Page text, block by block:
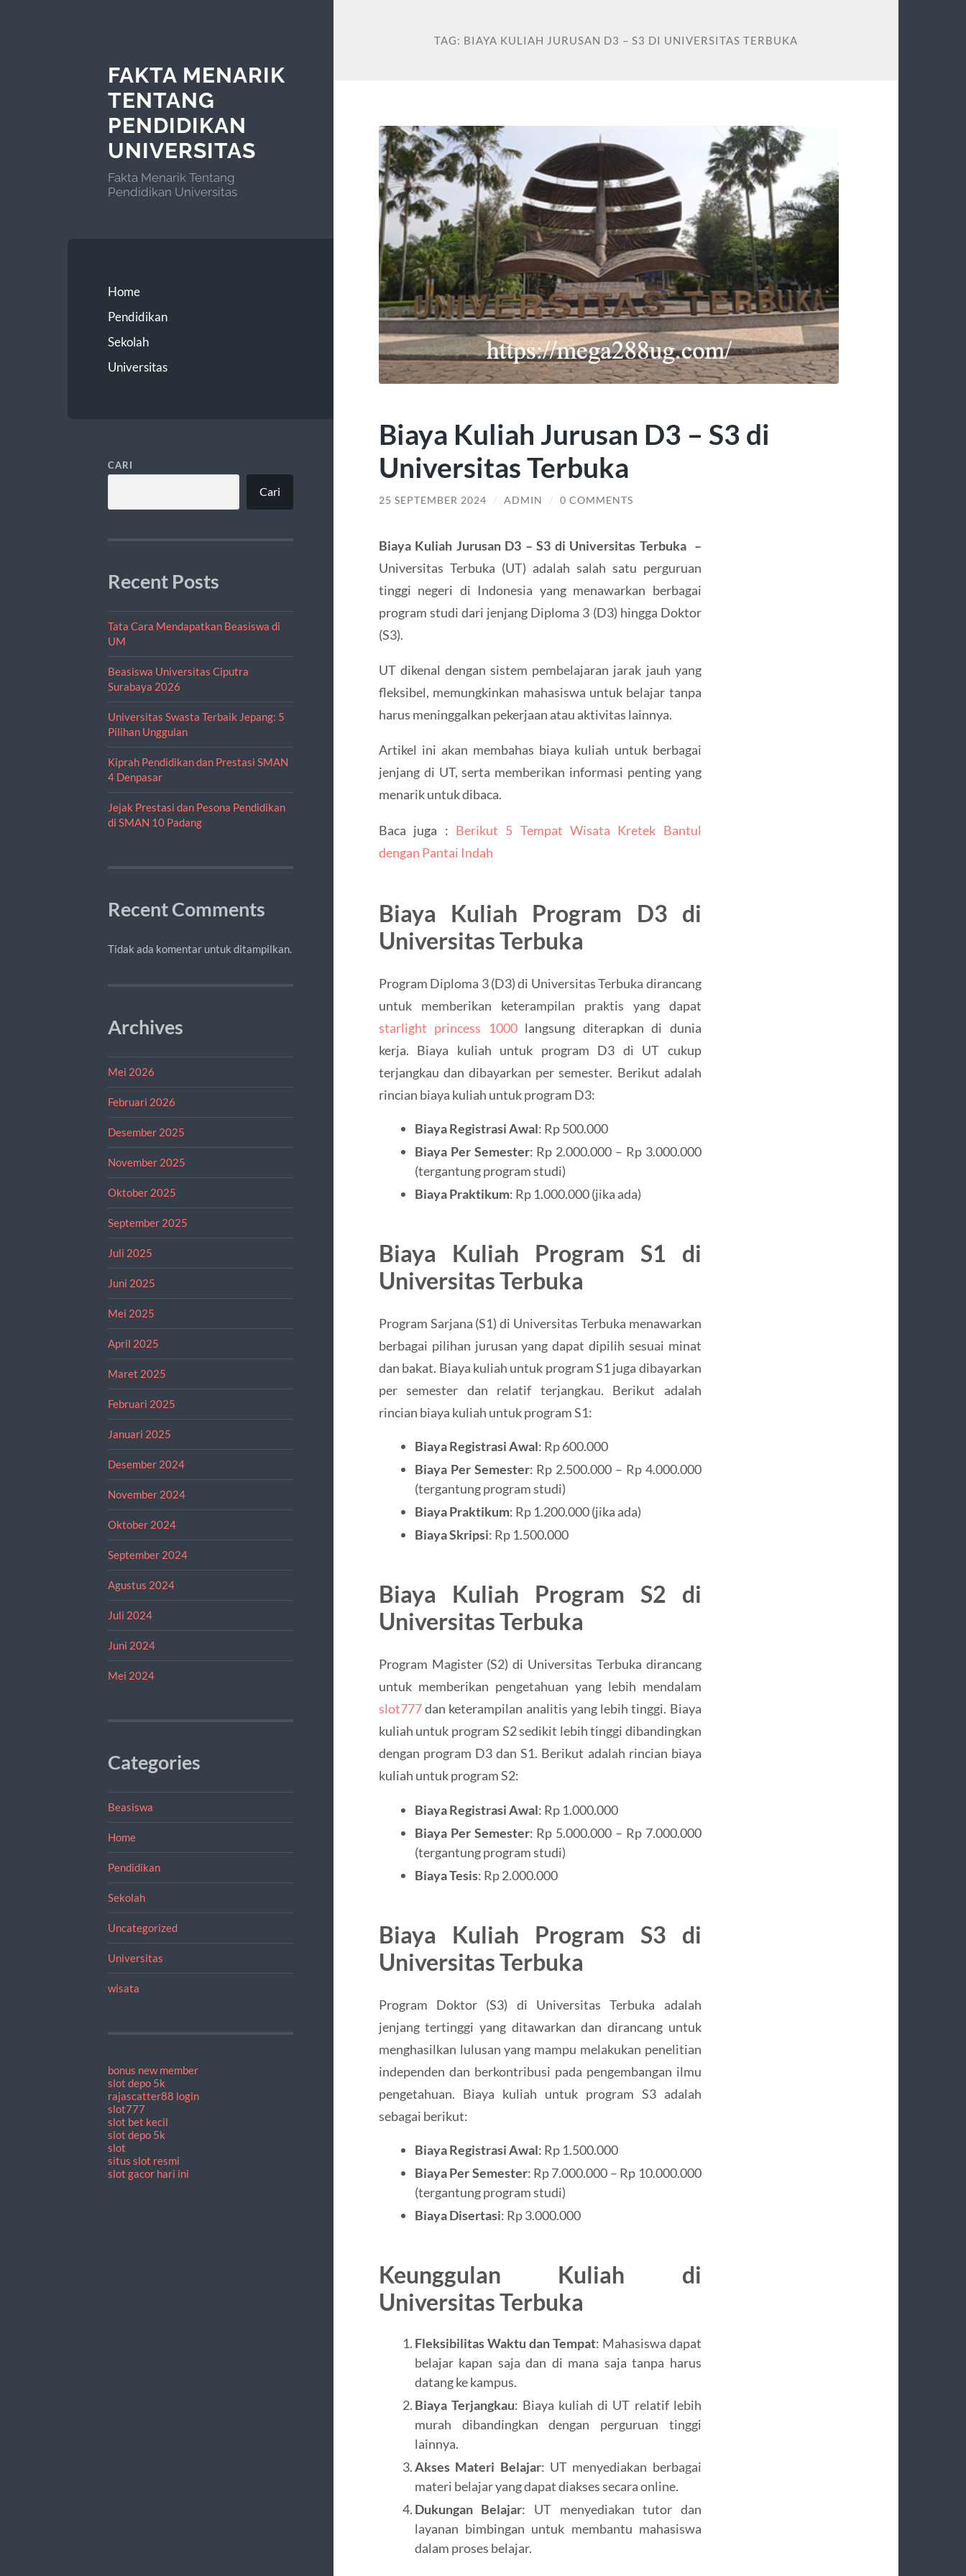
FAKTA MENARIK
TENTANG
PENDIDIKAN
UNIVERSITAS
Fakta Menarik Tentang
Pendidikan Universitas
Home
Pendidikan
Sekolah
Universitas
CARI
Cari
Recent Posts
Tata Cara Mendapatkan Beasiswa di
UM
Beasiswa Universitas Ciputra
Surabaya 2026
Universitas Swasta Terbaik Jepang: 5
Pilihan Unggulan
Kiprah Pendidikan dan Prestasi SMAN
4 Denpasar
Jejak Prestasi dan Pesona Pendidikan
di SMAN 10 Padang
Recent Comments
Tidak ada komentar untuk ditampilkan.
Archives
Mei 2026
Februari 2026
Desember 2025
November 2025
Oktober 2025
September 2025
Juli 2025
Juni 2025
Mei 2025
April 2025
Maret 2025
Februari 2025
Januari 2025
Desember 2024
November 2024
Oktober 2024
September 2024
Agustus 2024
Juli 2024
Juni 2024
Mei 2024
Categories
Beasiswa
Home
Pendidikan
Sekolah
Uncategorized
Universitas
wisata
bonus new member
slot depo 5k
rajascatter88 login
slot777
slot bet kecil
slot depo 5k
slot
situs slot resmi
slot gacor hari ini
TAG: BIAYA KULIAH JURUSAN D3 – S3 DI UNIVERSITAS TERBUKA
Biaya Kuliah Jurusan D3 – S3 di
Universitas Terbuka
25 SEPTEMBER 2024 / ADMIN / 0 COMMENTS
Biaya Kuliah Jurusan D3 – S3 di Universitas Terbuka –
Universitas Terbuka (UT) adalah salah satu perguruan
tinggi negeri di Indonesia yang menawarkan berbagai
program studi dari jenjang Diploma 3 (D3) hingga Doktor
(S3).
UT dikenal dengan sistem pembelajaran jarak jauh yang
fleksibel, memungkinkan mahasiswa untuk belajar tanpa
harus meninggalkan pekerjaan atau aktivitas lainnya.
Artikel ini akan membahas biaya kuliah untuk berbagai
jenjang di UT, serta memberikan informasi penting yang
menarik untuk dibaca.
Baca juga : Berikut 5 Tempat Wisata Kretek Bantul
dengan Pantai Indah
Biaya Kuliah Program D3 di
Universitas Terbuka
Program Diploma 3 (D3) di Universitas Terbuka dirancang
untuk memberikan keterampilan praktis yang dapat
starlight princess 1000langsung diterapkan di dunia
kerja. Biaya kuliah untuk program D3 di UT cukup
terjangkau dan dibayarkan per semester. Berikut adalah
rincian biaya kuliah untuk program D3:
Biaya Registrasi Awal: Rp 500.000
Biaya Per Semester: Rp 2.000.000 – Rp 3.000.000
(tergantung program studi)
Biaya Praktikum: Rp 1.000.000 (jika ada)
Biaya Kuliah Program S1 di
Universitas Terbuka
Program Sarjana (S1) di Universitas Terbuka menawarkan
berbagai pilihan jurusan yang dapat dipilih sesuai minat
dan bakat. Biaya kuliah untuk program S1 juga dibayarkan
per semester dan relatif terjangkau. Berikut adalah
rincian biaya kuliah untuk program S1:
Biaya Registrasi Awal: Rp 600.000
Biaya Per Semester: Rp 2.500.000 – Rp 4.000.000
(tergantung program studi)
Biaya Praktikum: Rp 1.200.000 (jika ada)
Biaya Skripsi: Rp 1.500.000
Biaya Kuliah Program S2 di
Universitas Terbuka
Program Magister (S2) di Universitas Terbuka dirancang
untuk memberikan pengetahuan yang lebih mendalam
slot777dan keterampilan analitis yang lebih tinggi. Biaya
kuliah untuk program S2 sedikit lebih tinggi dibandingkan
dengan program D3 dan S1. Berikut adalah rincian biaya
kuliah untuk program S2:
Biaya Registrasi Awal: Rp 1.000.000
Biaya Per Semester: Rp 5.000.000 – Rp 7.000.000
(tergantung program studi)
Biaya Tesis: Rp 2.000.000
Biaya Kuliah Program S3 di
Universitas Terbuka
Program Doktor (S3) di Universitas Terbuka adalah
jenjang tertinggi yang ditawarkan dan dirancang untuk
menghasilkan lulusan yang mampu melakukan penelitian
independen dan berkontribusi pada pengembangan ilmu
pengetahuan. Biaya kuliah untuk program S3 adalah
sebagai berikut:
Biaya Registrasi Awal: Rp 1.500.000
Biaya Per Semester: Rp 7.000.000 – Rp 10.000.000
(tergantung program studi)
Biaya Disertasi: Rp 3.000.000
Keunggulan Kuliah di
Universitas Terbuka
Fleksibilitas Waktu dan Tempat: Mahasiswa dapat
belajar kapan saja dan di mana saja tanpa harus
datang ke kampus.
Biaya Terjangkau: Biaya kuliah di UT relatif lebih
murah dibandingkan dengan perguruan tinggi
lainnya.
Akses Materi Belajar: UT menyediakan berbagai
materi belajar yang dapat diakses secara online.
Dukungan Belajar: UT menyediakan tutor dan
layanan bimbingan untuk membantu mahasiswa
dalam proses belajar.